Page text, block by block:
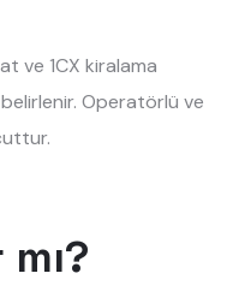
ve 1CX kiralama
Operatörlü ve